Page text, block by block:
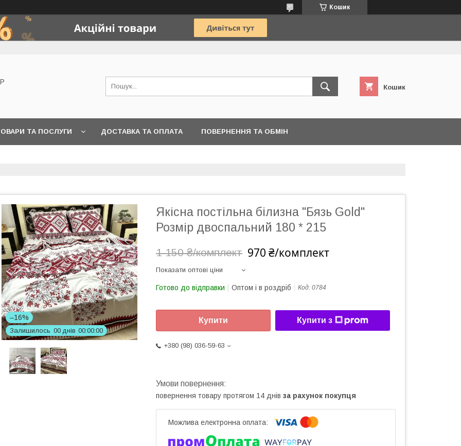
Кошик
Кошик
ТА ПОСЛУГИ ДОСТАВКА ТА ОПЛАТА ПОВЕРНЕННЯ ТА ОБМІН
–16%
Залишилось 00 днів 00 00 00
Якісна постільна білизна "Бязь Gold"
Розмір двоспальний 180 * 215
1 150 ₴/комплект 970 ₴/комплект
Показати оптові ціни
Готово до відправки Оптом і в роздріб Код: 0784
Купити Купити з
+380 (98) 036-59-63
повернення товару протягом 14 днів за рахунок покупця